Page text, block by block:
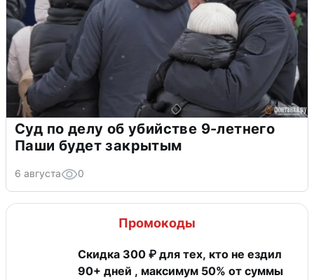
Суд по делу об убийстве 9-летнего
Паши будет закрытым
6 августа 0
Промокоды
Скидка 300 ₽ для тех, кто не ездил
90+ дней , максимум 50% от суммы